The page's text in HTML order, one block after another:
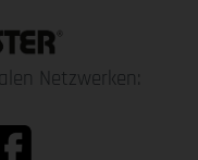
Netzwerken: